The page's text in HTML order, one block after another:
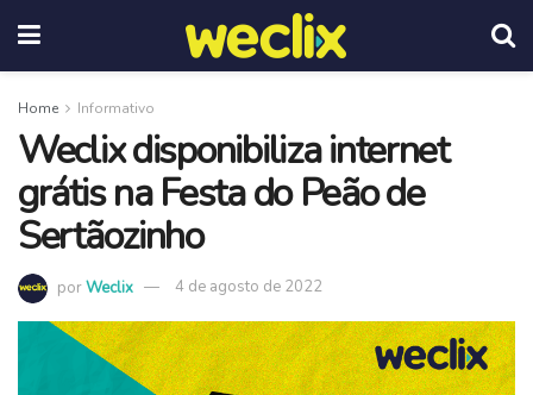
Home Informativo
Weclix disponibiliza internet
grátis na Festa do Peão de
Sertãozinho
porWeclix 4 de agosto de 2022